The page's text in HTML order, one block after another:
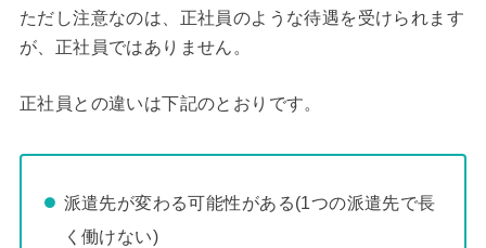
ただし注意なのは、正社員のような待遇を受けられます
が、正社員ではありません。
正社員との違いは下記のとおりです。
派遣先が変わる可能性がある(1つの派遣先で長
く働けない)